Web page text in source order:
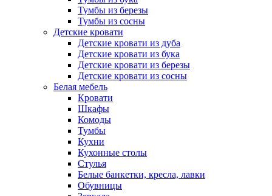
Тумбы из березы
Тумбы из сосны
Детские кровати
Детские кровати из дуба
Детские кровати из бука
Детские кровати из березы
Детские кровати из сосны
Белая мебель
Кровати
Шкафы
Комоды
Тумбы
Кухни
Кухонные столы
Стулья
Белые банкетки, кресла, лавки
Обувницы